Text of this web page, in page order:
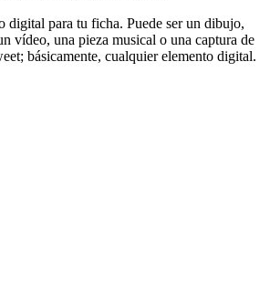
digital para tu ficha. Puede ser un dibujo,
vídeo, una pieza musical o una captura de
básicamente, cualquier elemento digital.